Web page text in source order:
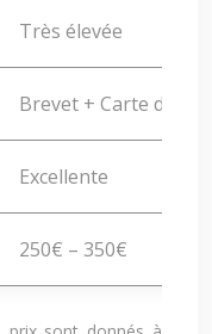
Très élevée
Brevet + Carte de
Excellente
250€ – 350€